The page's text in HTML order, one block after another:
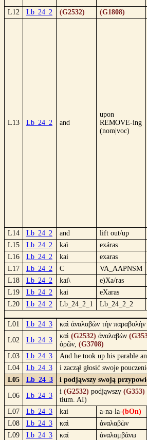
L12 Lb_24_2 (G2532) (G1808)
L13 Lb_24_2 and
upon
REMOVE-ing
(nom|voc)
L14 Lb_24_2 and lift out/up
L15
Lb_24_2 kaì exáras
L16
Lb_24_2 kai exaras
L17
Lb_24_2 C VA_AAPNSM
L18
Lb_24_2 kai\ e)Xa/ras
L19
Lb_24_2 kai eXaras
L20
Lb_24_2 Lb_24_2_1 Lb_24_2_2
L01 Lb_24_3 καὶ ἀναλαβὼν τὴν
L02 Lb_24_3
καὶ (G2532) ἀναλαβὼν
ὁρῶν, (G3708)
L03
Lb_24_3
And he took up his parable
L04
Lb_24_3
i zaczął głosić swoje
L05
Lb_24_3 i podjąwszy swoją
L06 Lb_24_3
i (G2532) podjąwszy (G353)
tłum. AI)
L07
Lb_24_3 kai a-na-la-(bOn)
L08
Lb_24_3 καὶ ἀναλαβὼν
L09
Lb_24_3 καί ἀναλαμβάνω